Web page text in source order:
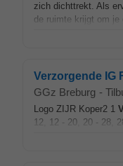
zich dichttrekt. Als
de ruimte krijgt om je
Verzorgende IG
GGz Breburg -
Logo ZIJR Koper2 1
12, 12 - 20, 20 - 28,